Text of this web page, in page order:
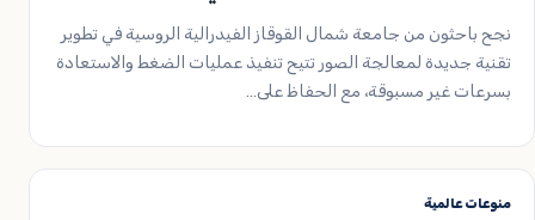
نجح باحثون من جامعة شمال القوقاز الفيدرالية الروسية في تطوير
تقنية جديدة لمعالجة الصور تتيح تنفيذ عمليات الضغط والاستعادة
بسرعات غير مسبوقة، مع الحفاظ على…
منوعات عالمية